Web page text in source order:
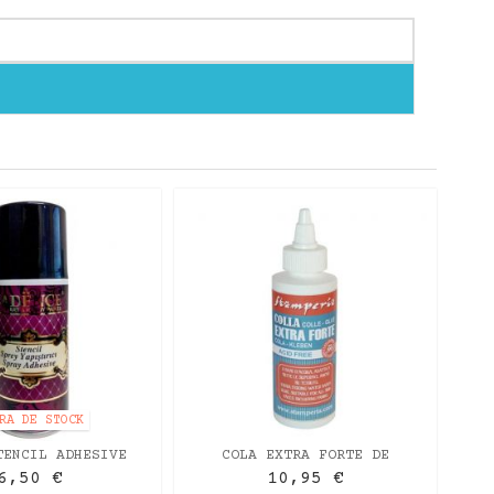
DE STOCK
ADHESIVE
CADENCE
€
COLA EXTRA FORTE DE
STAMPERIA 120ML
10,95 €